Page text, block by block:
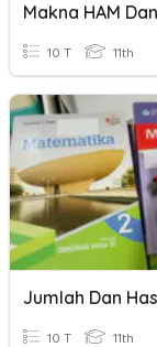
10 T 11th
10 T 11th